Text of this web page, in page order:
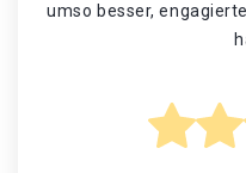
umso besser,